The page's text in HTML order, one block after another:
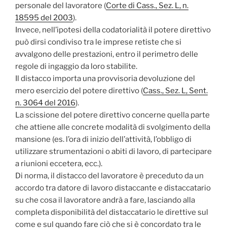
personale del lavoratore (Corte di Cass., Sez. L, n.
18595 del 2003).
Invece, nell’ipotesi della codatorialità il potere direttivo
può dirsi condiviso tra le imprese retiste che si
avvalgono delle prestazioni, entro il perimetro delle
regole di ingaggio da loro stabilite.
Il distacco importa una provvisoria devoluzione del
mero esercizio del potere direttivo (Cass., Sez. L, Sent.
n. 3064 del 2016).
La scissione del potere direttivo concerne quella parte
che attiene alle concrete modalità di svolgimento della
mansione (es. l’ora di inizio dell’attività, l’obbligo di
utilizzare strumentazioni o abiti di lavoro, di partecipare
a riunioni eccetera, ecc.).
Di norma, il distacco del lavoratore è preceduto da un
accordo tra datore di lavoro distaccante e distaccatario
su che cosa il lavoratore andrà a fare, lasciando alla
completa disponibilità del distaccatario le direttive sul
come e sul quando fare ciò che si è concordato tra le